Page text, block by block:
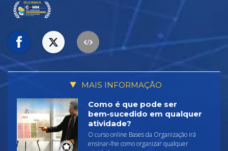
MAIS INFORMAÇÃO
Como é que pode ser
bem‑sucedido em qualquer
atividade?
O curso online Bases da Organização irá
ensinar‑lhe como organizar qualquer